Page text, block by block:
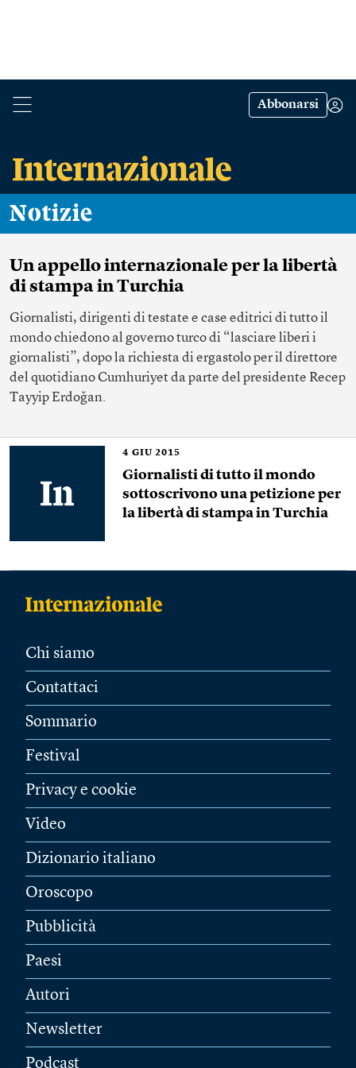
Abbonarsi
Notizie
Un appello internazionale per la libertà
di stampa in Turchia
Giornalisti, dirigenti di testate e case editrici di tutto il
mondo chiedono al governo turco di “lasciare liberi i
giornalisti”, dopo la richiesta di ergastolo per il direttore
del quotidiano Cumhuriyet da parte del presidente Recep
Tayyip Erdoğan.
4 GIU 2015
Giornalisti di tutto il mondo
sottoscrivono una petizione per
la libertà di stampa in Turchia
Chi siamo
Contattaci
Sommario
Festival
Privacy e cookie
Video
Dizionario italiano
Oroscopo
Pubblicità
Paesi
Autori
Newsletter
Podcast